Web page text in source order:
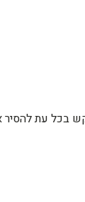
בכל עת